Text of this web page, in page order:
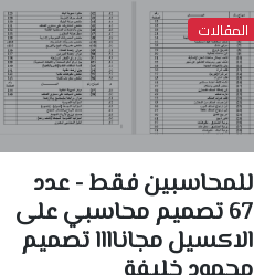
المقالات
للمحاسبين فقط - عدد
67 تصميم محاسبي على
الاكسيل مجاناااا تصميم